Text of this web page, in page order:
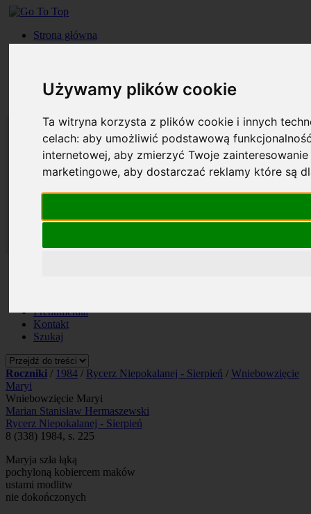
Używamy plików cookie
Ta witryna korzysta z plików cookie i innych
celach:aby umożliwić podstawową
internetowej,aby zmierzyć Twoje
marketingowe,aby dostarczać reklamy które są
Strona główna
Roczniki
Kontakt
Szukaj
Prenumerata
Kontakt
Szukaj
Roczniki / 1984 / Rycerz Niepokalanej - Sierpień / Wniebowzięcie
Maryi
Wniebowzięcie Maryi
Marian Stanisław Hermaszewski
Rycerz Niepokalanej - Sierpień
8 (338) 1984, s. 225
Maryja szła łąką
pochyloną kobiercem maków
ustami modlitw
nie dokończonych